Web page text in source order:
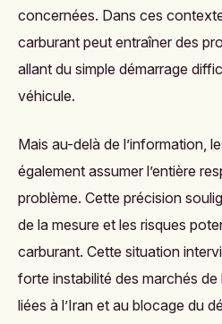
concernées. Dans ces
carburant peut entraîner des
allant du simple démarrage
véhicule.
Mais au-delà de l’information,
également assumer l’entière
problème. Cette précision
de la mesure et les risques
carburant. Cette situation
forte instabilité des marchés de
liées à l’Iran et au blocage du